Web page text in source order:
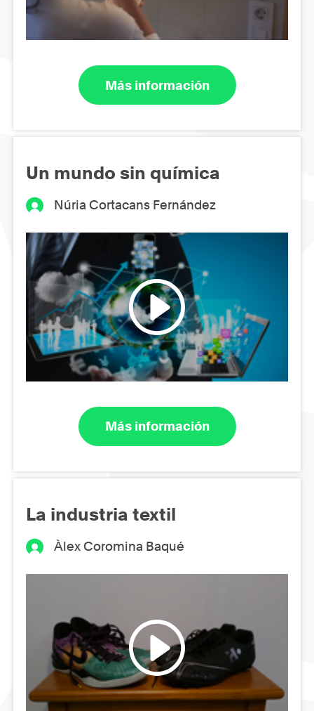
Más información
Un mundo sin química
Núria Cortacans Fernández
Más información
La industria textil
Àlex Coromina Baqué